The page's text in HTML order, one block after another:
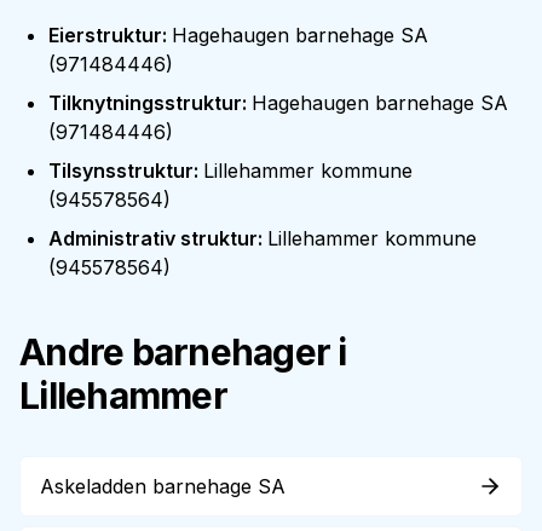
Eierstruktur: Hagehaugen barnehage SA
(971484446)
Tilknytningsstruktur: Hagehaugen barnehage SA
(971484446)
Tilsynsstruktur: Lillehammer kommune
(945578564)
Administrativ struktur: Lillehammer kommune
(945578564)
Andre barnehager i
Lillehammer
Askeladden barnehage SA